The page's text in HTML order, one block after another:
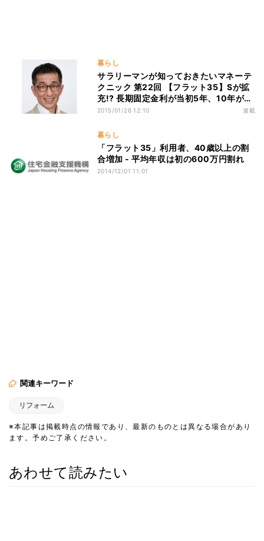
暮らし
サラリーマンが知っておきたいマネーテ
クニック 第22回 【フラット35】Sが拡
充!? 長期固定金利が当初5年、10年が変
動金利並みに!
2015/01/26 12:10 連載
暮らし
「フラット35」利用者、40歳以上の割
合増加 - 平均年収は初の600万円割れ
2014/12/01 11:01
関連キーワード
リフォーム
※本記事は掲載時点の情報であり、最新のものとは異なる場合があり
ます。予めご了承ください。
あわせて読みたい